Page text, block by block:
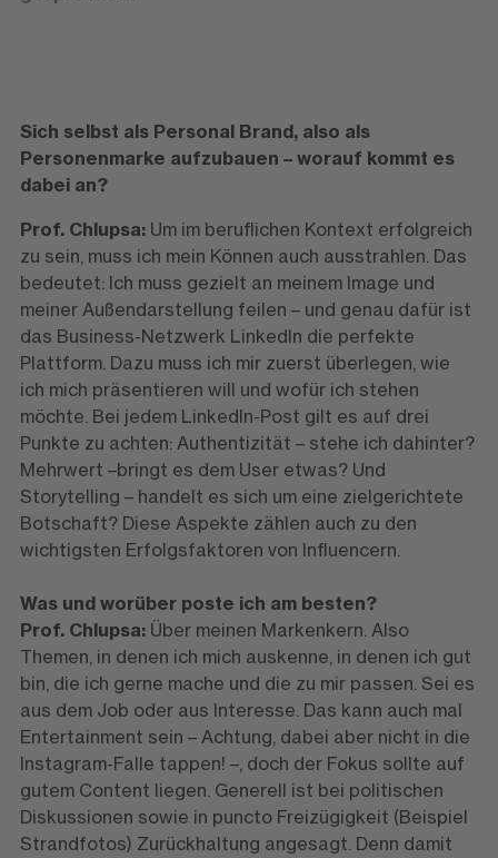
Sich selbst als Personal Brand, also als
Personenmarke aufzubauen – worauf kommt es
dabei an?
Prof. Chlupsa:Um im beruflichen Kontext erfolgreich
zu sein, muss ich mein Können auch ausstrahlen. Das
bedeutet: Ich muss gezielt an meinem Image und
meiner Außendarstellung feilen – und genau dafür ist
das Business-Netzwerk LinkedIn die perfekte
Plattform. Dazu muss ich mir zuerst überlegen, wie
ich mich präsentieren will und wofür ich stehen
möchte. Bei jedem LinkedIn-Post gilt es auf drei
Punkte zu achten: Authentizität – stehe ich dahinter?
Mehrwert –bringt es dem User etwas? Und
Storytelling – handelt es sich um eine zielgerichtete
Botschaft? Diese Aspekte zählen auch zu den
wichtigsten Erfolgsfaktoren von Influencern.
Was und worüber poste ich am besten?
Prof. Chlupsa: Über meinen Markenkern. Also
Themen, in denen ich mich auskenne, in denen ich gut
bin, die ich gerne mache und die zu mir passen. Sei es
aus dem Job oder aus Interesse. Das kann auch mal
Entertainment sein – Achtung, dabei aber nicht in die
Instagram-Falle tappen! –, doch der Fokus sollte auf
gutem Content liegen. Generell ist bei politischen
Diskussionen sowie in puncto Freizügigkeit (Beispiel
Strandfotos) Zurückhaltung angesagt. Denn damit